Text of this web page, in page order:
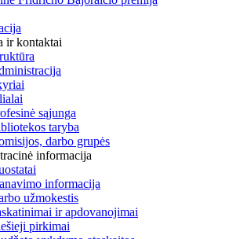
ir kontaktai
sąjunga
taryba
darbo grupės
informacija
informacija
užmokestis
ir apdovanojimai
pirkimai